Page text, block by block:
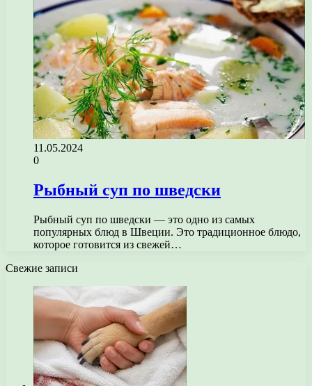
11.05.2024
0
Рыбный суп по шведски
Рыбный суп по шведски — это одно из самых
популярных блюд в Швеции. Это традиционное блюдо,
которое готовится из свежей…
Свежие записи